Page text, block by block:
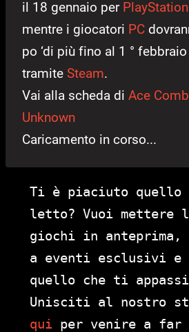
il 18 gennaio per
mentre i giocatori PC
po ‘di più fino al 1 °
tramite Steam.
Vai alla scheda di Ace
Unknown
Caricamento in corso...
Ti è piaciuto quello
letto? Vuoi mettere
giochi in anteprima,
a eventi esclusivi e
quello che ti
Unisciti al nostro
qui per venire a far